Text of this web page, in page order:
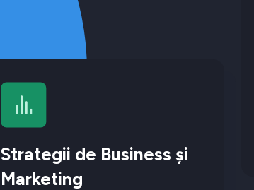
Strategii de Business și
Marketing